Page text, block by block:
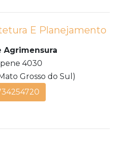
E Planejamento
Agrimensura
4030
Grosso do Sul)